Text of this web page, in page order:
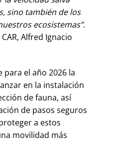
sino también de los
ecosistemas”.
Alfred Ignacio
el año 2026 la
en la instalación
de fauna, así
de pasos seguros
a estos
movilidad más